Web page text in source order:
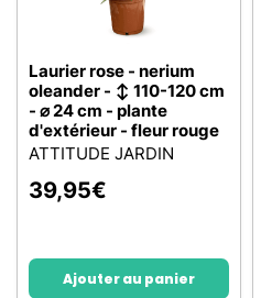
Laurier rose - nerium
oleander - ↕ 110-120 cm
- ⌀ 24 cm - plante
d'extérieur - fleur rouge
ATTITUDE JARDIN
39,95€
Ajouter au panier